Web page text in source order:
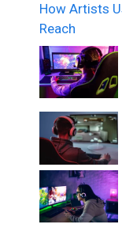
How Artists
Reach